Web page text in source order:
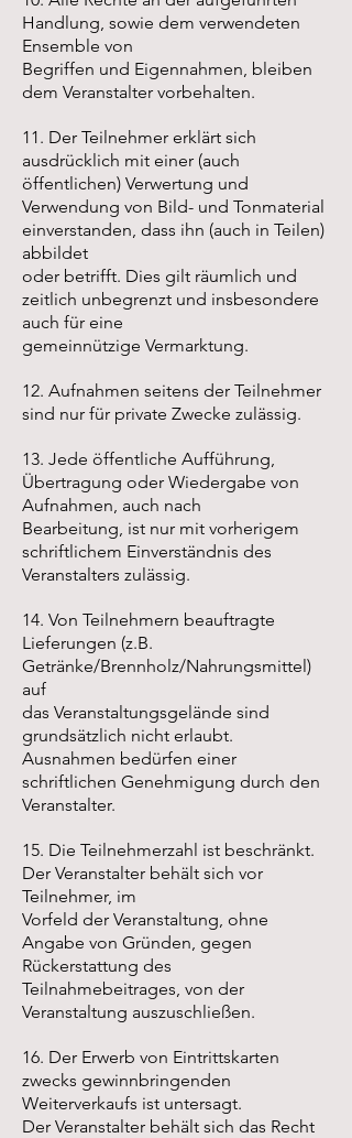
Handlung, sowie dem verwendeten
Ensemble von
Begriffen und Eigennahmen, bleiben
dem Veranstalter vorbehalten.
11. Der Teilnehmer erklärt sich
ausdrücklich mit einer (auch
öffentlichen) Verwertung und
Verwendung von Bild- und Tonmaterial
einverstanden, dass ihn (auch in Teilen)
abbildet
oder betrifft. Dies gilt räumlich und
zeitlich unbegrenzt und insbesondere
auch für eine
gemeinnützige Vermarktung.
12. Aufnahmen seitens der Teilnehmer
sind nur für private Zwecke zulässig.
13. Jede öffentliche Aufführung,
Übertragung oder Wiedergabe von
Aufnahmen, auch nach
Bearbeitung, ist nur mit vorherigem
schriftlichem Einverständnis des
Veranstalters zulässig.
14. Von Teilnehmern beauftragte
Lieferungen (z.B.
Getränke/Brennholz/Nahrungsmittel)
auf
das Veranstaltungsgelände sind
grundsätzlich nicht erlaubt.
Ausnahmen bedürfen einer
schriftlichen Genehmigung durch den
Veranstalter.
15. Die Teilnehmerzahl ist beschränkt.
Der Veranstalter behält sich vor
Teilnehmer, im
Vorfeld der Veranstaltung, ohne
Angabe von Gründen, gegen
Rückerstattung des
Teilnahmebeitrages, von der
Veranstaltung auszuschließen.
16. Der Erwerb von Eintrittskarten
zwecks gewinnbringenden
Weiterverkaufs ist untersagt.
Der Veranstalter behält sich das Recht